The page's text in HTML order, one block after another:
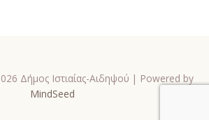
Δήμος Ιστιαίας-Αιδηψού | Powered by
MindSeed